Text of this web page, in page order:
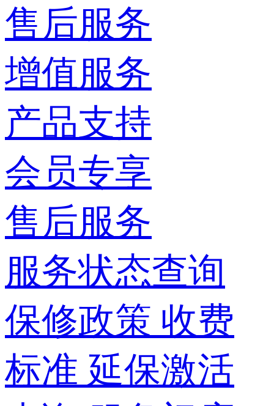
售后服务
增值服务
产品支持
会员专享
售后服务
服务状态查询
保修政策 收费
标准 延保激活